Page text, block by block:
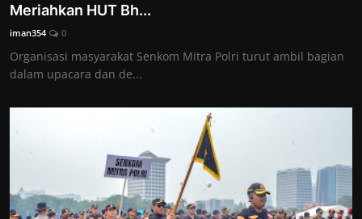
Meriahkan HUT Bh...
iman354 0
Organisasi masyarakat Senkom Mitra Polri turut ambil bagian
dalam upacara dan de...